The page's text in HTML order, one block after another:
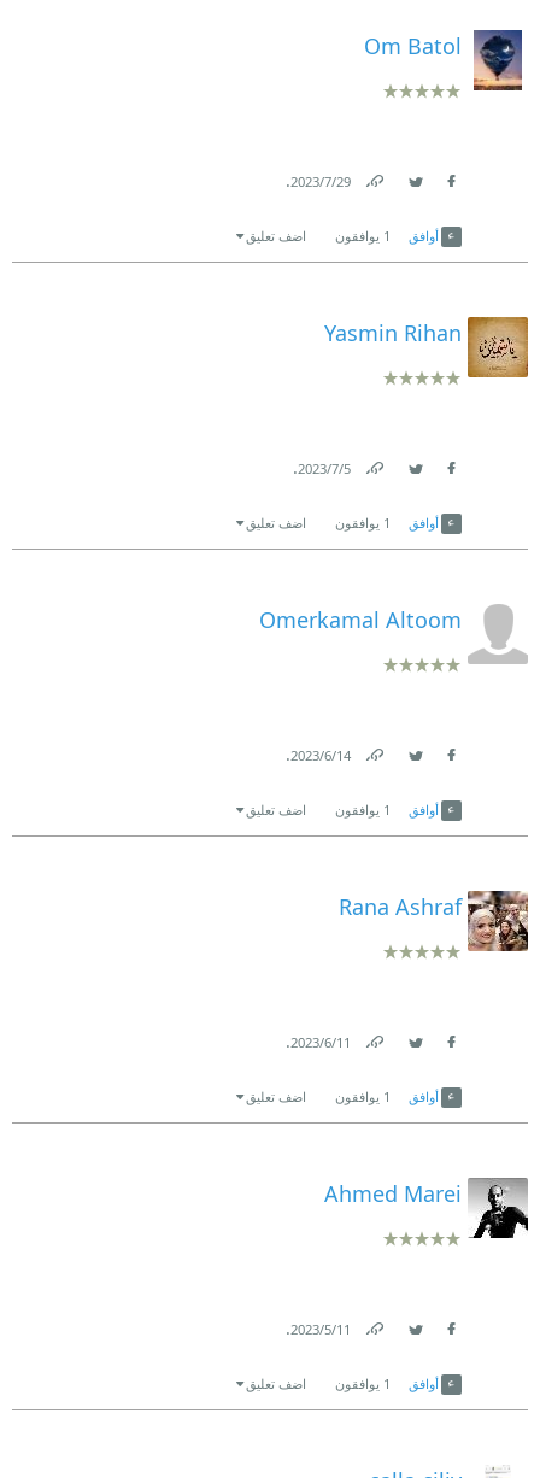
Om Batol
29‏/7‏/2023
.
أوافق 1 يوافقون اضف تعليق
Yasmin Rihan
5‏/7‏/2023
.
أوافق 1 يوافقون اضف تعليق
Omerkamal Altoom
14‏/6‏/2023
.
أوافق 1 يوافقون اضف تعليق
Rana Ashraf
11‏/6‏/2023
.
أوافق 1 يوافقون اضف تعليق
Ahmed Marei
11‏/5‏/2023
.
أوافق 1 يوافقون اضف تعليق